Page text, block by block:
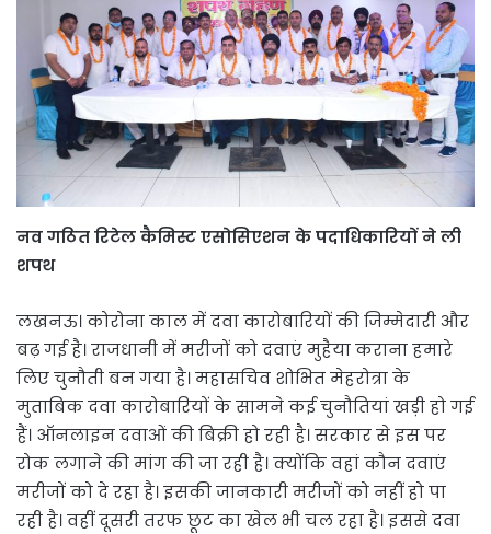
नव गठित रिटेल कैमिस्ट एसोसिएशन के पदाधिकारियों ने ली
शपथ
लखनऊ। कोरोना काल में दवा कारोबारियों की जिम्मेदारी और
बढ़ गई है। राजधानी में मरीजों को दवाएं मुहैया कराना हमारे
लिए चुनौती बन गया है। महासचिव शोभित मेहरोत्रा के
मुताबिक दवा कारोबारियों के सामने कई चुनौतियां खड़ी हो गई
हैं। ऑनलाइन दवाओं की बिक्री हो रही है। सरकार से इस पर
रोक लगाने की मांग की जा रही है। क्योंकि वहां कौन दवाएं
मरीजों को दे रहा है। इसकी जानकारी मरीजों को नहीं हो पा
रही है। वहीं दूसरी तरफ छूट का खेल भी चल रहा है। इससे दवा